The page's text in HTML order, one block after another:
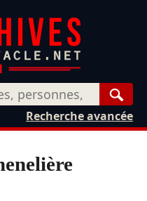
Recherche avancée